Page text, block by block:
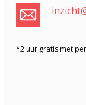
*2 uur gratis met